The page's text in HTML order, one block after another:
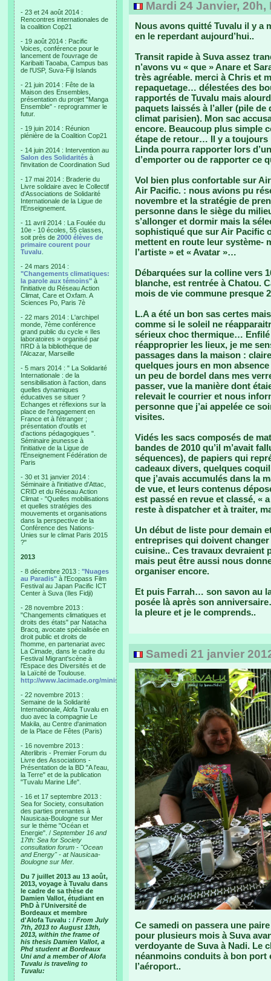
- 23 et 24 août 2014 :
Rencontres internationales de
la coalition Cop21
- 19 août 2014 : Pacific
Voices, conférence pour le
lancement de l'ouvrage de
Karibaiti Taoaba, Campus bas
de l'USP, Suva-Fiji Islands
- 21 juin 2014 : Fête de la
Maison des Ensembles,
présentation du projet "Manga
Ensemble" - reprogrammer le
futur.
- 19 juin 2014 : Réunion
plénière de la Coalition Cop21
- 14 juin 2014 : Intervention au
Salon des Solidarités à
l'invitation de Coordination Sud
- 17 mai 2014 : Braderie du
Livre solidaire avec le Collectif
d'Associations de Solidarité
Internationale de la Ligue de
l'Enseignement.
- 11 avril 2014 : La Foulée du
10e - 10 écoles, 55 classes,
soit près de 2000 élèves de
primaire courent pour
Tuvalu
- 24 mars 2014 :
"Changements climatiques:
la parole aux témoins" à
l'initiative du Réseau Action
Climat, Care et Oxfam. A
Sciences Po, Paris 7è
- 22 mars 2014 : L'archipel
monde, 7ème conférence
grand public du cycle « Iles
laboratoires » organisé par
l'IRD à la bibliothèque de
l’Alcazar, Marseille
- 5 mars 2014 : " La Solidarité
Internationale : de la
sensibilisation à l'action, dans
quelles dynamiques
éducatives se situer ?
Echanges et réflexions sur la
place de l'engagement en
France et à l'étranger ;
présentation d'outils et
d'actions pédagogiques ".
Séminaire jeunesse à
l'initiative de la Ligue de
l'Enseignement Fédération de
Paris
- 30 et 31 janvier 2014 :
Séminaire à l'initiative d'Attac,
CRID et du Réseau Action
Climat - "Quelles mobilisations
et quelles stratégies des
mouvements et organisations
dans la perspective de la
Conférence des Nations-
Unies sur le climat Paris 2015
?"
2013
- 8 décembre 2013 : "Nuages
au Paradis" à l'Ecopass Film
Festival au Japan Pacific ICT
Center à Suva (Iles Fidji)
- 28 novembre 2013 :
"Changements climatiques et
droits des états" par Natacha
Bracq, avocate spécialisée en
droit public et droits de
l'homme, en partenariat avec
La Cimade, dans le cadre du
Festival Migrant'scène à
l'Espace des Diversités et de
la Laïcité de Toulouse.
http://www.lacimade.org/minisites/migrantscene
- 22 novembre 2013 :
Semaine de la Solidarité
Internationale, Alofa Tuvalu en
duo avec la compagnie Le
Makila, au Centre d'animation
de la Place de Fêtes (Paris)
- 16 novembre 2013 :
Alterlibris - Premier Forum du
Livre des Associations -
Présentation de la BD "A l'eau,
la Terre" et de la publication
"Tuvalu Marine Life".
- 16 et 17 septembre 2013 :
Sea for Society, consultation
des parties prenantes à
Nausicaa-Boulogne sur Mer
sur le thème "Océan et
Energie". / September 16 and
17th: Sea for Society
consultation forum - "Ocean
and Energy" - at Nausicaa-
Boulogne sur Mer.
Du 7 juillet 2013 au 13 août,
2013, voyage à Tuvalu dans
le cadre de sa thèse de
Damien Vallot, étudiant en
PhD à l'Université de
Bordeaux et membre
d'Alofa Tuvalu : / From July
7th, 2013 to August 13th,
2013, within the frame of
his thesis Damien Vallot, a
Phd student at Bordeaux
Uni and a member of Alofa
Tuvalu is traveling to
Tuvalu:
Mardi 24 Janvier,
Nous avons quitté Tuvalu il y a
en le reperdant aujourd’hui..
Transit rapide à Suva assez
n’avons vu « que » Anare et
très agréable. merci à Chris et
repaquetage… délestées des
rapportés de Tuvalu mais
paquets laissés à l’aller (pile
climat parisien). Mon sac
encore. Beaucoup plus simple
étape de retour… Il y a toujours
Linda pourra rapporter lors
d’emporter ou de rapporter ce
Vol bien plus confortable sur
Air Pacific. : nous avions pu
novembre et la stratégie de
personne dans le siège du
s’allonger et dormir mais la
sophistiqué que sur Air Pacific
mettent en route leur système-
l’artiste » et « Avatar »…
Débarquées sur la colline vers
blanche, est rentrée à Chatou.
mois de vie commune presque
L.A a été un bon sas certes
comme si le soleil ne
sérieux choc thermique… Enfilé
réapproprier les lieux, je me
passages dans la maison :
quelques jours en mon
un peu de bordel dans mes
passer, vue la manière dont
relevait le courrier et nous
personne que j’ai appelée ce
visites.
Vidés les sacs composés de
bandes de 2010 qu’il m’avait
séquences), de papiers qui
cadeaux divers, quelques
que j’avais accumulés dans la
de vue, et leurs contenus
est passé en revue et classé, «
reste à dispatcher et à traiter,
Un début de liste pour demain
entreprises qui doivent
cuisine.. Ces travaux devraient
mais peut être aussi nous
organiser encore.
Et puis Farrah… son savon au
posée là après son
la pleure et je le comprends..
Samedi 21 janvier
Ce samedi on passera une
pour plusieurs mois à Suva
verdoyante de Suva à Nadi. Le
néanmoins conduits à bon port
l’aéroport..